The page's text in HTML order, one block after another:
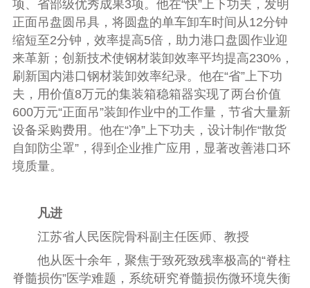
项、省部级优秀成果3项。他在“快”上下功夫，发明
正面吊盘圆吊具，将圆盘的单车卸车时间从12分钟
缩短至2分钟，效率提高5倍，助力港口盘圆作业迎
来革新；创新技术使钢材装卸效率平均提高230%，
刷新国内港口钢材装卸效率纪录。他在“省”上下功
夫，用价值8万元的集装箱稳箱器实现了两台价值
600万元“正面吊”装卸作业中的工作量，节省大量新
设备采购费用。他在“净”上下功夫，设计制作“散货
自卸防尘罩”，得到企业推广应用，显著改善港口环
境质量。
凡进
江苏省人民医院骨科副主任医师、教授
他从医十余年，聚焦于致死致残率极高的“脊柱
脊髓损伤”医学难题，系统研究脊髓损伤微环境失衡